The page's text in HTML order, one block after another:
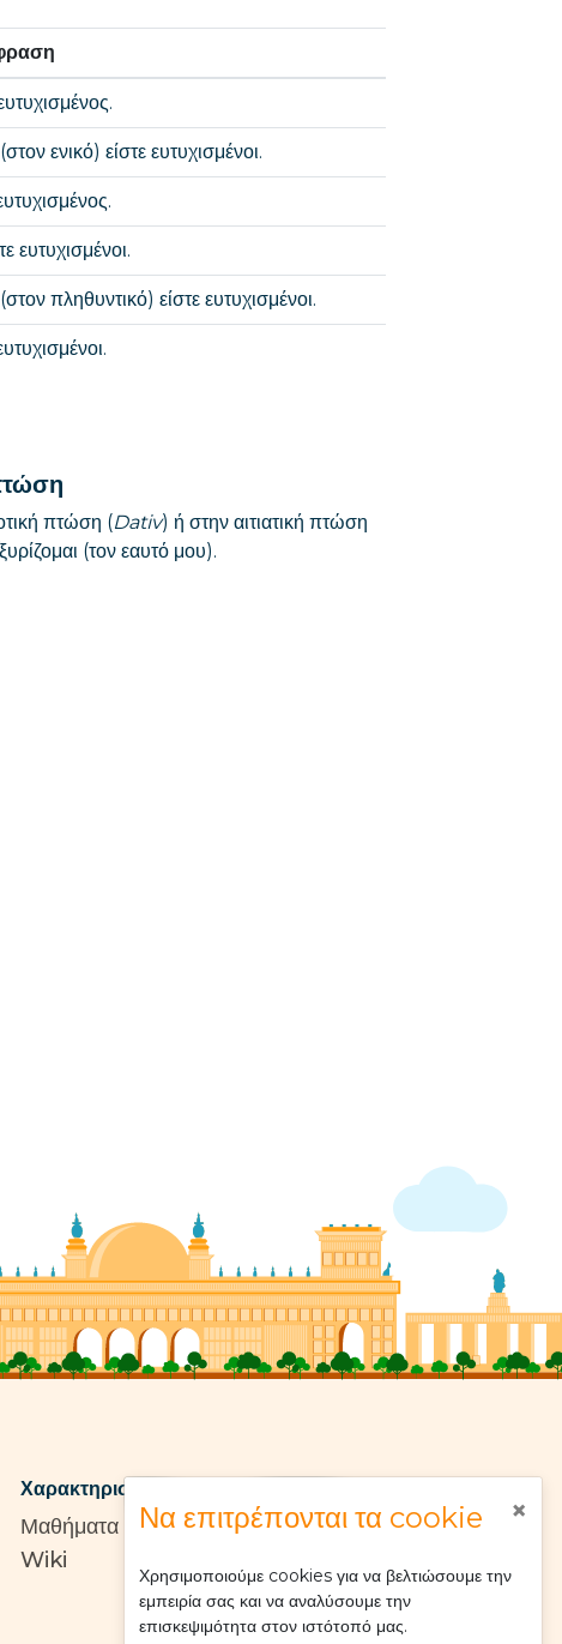
ενικό) είστε ευτυχισμένοι.
ευτυχισμένοι.
πληθυντικό) είστε ευτυχισμένοι.
πτώση (Dativ) ή στην αιτιατική πτώση
(τον εαυτό μου).
Να επιτρέπονται τα cookie ×
Χρησιμοποιούμε cookies για να βελτιώσουμε την
εμπειρία σας και να αναλύσουμε την
επισκεψιμότητα στον ιστότοπό μας.
Χαρακτηριστικά
Μαθήματα
Wiki
Σχετικά με
Οροι χρήσης
Πολιτική απορρήτου